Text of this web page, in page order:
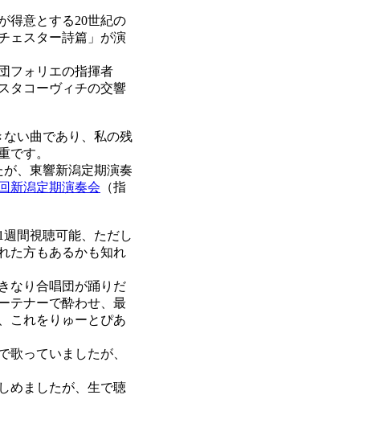
得意とする20世紀の
ェスター詩篇」が演
フォリエの指揮者
タコーヴィチの交響
い曲であり、私の残
です。
、東響新潟定期演奏
新潟定期演奏会 （指
週間視聴可能、ただし
た方もあるかも知れ
なり合唱団が踊りだ
テナーで酔わせ、最
これをりゅーとぴあ
っていましたが、
めましたが、生で聴